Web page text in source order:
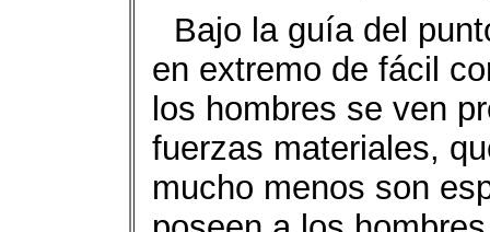
Bajo la guía del
en extremo de fácil
los hombres se ven
fuerzas materiales,
mucho menos son